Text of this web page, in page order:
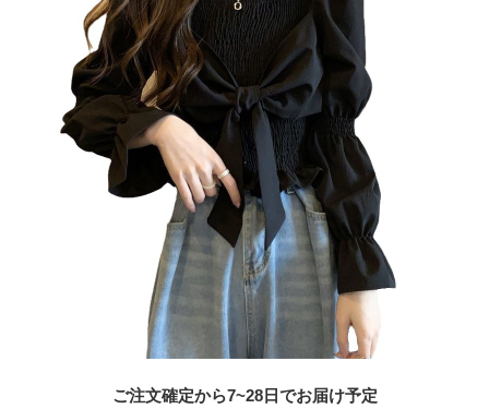
ご注文確定から7~28日でお届け予定